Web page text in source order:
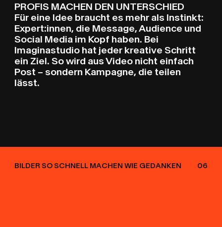
PROFIS MACHEN DEN UNTERSCHIED
Für eine Idee braucht es mehr als Instinkt:
Expert:innen, die Message, Audience und
Social Media im Kopf haben. Bei
Imaginastudio hat jeder kreative Schritt
ein Ziel. So wird aus Video nicht einfach
Post – sondern Kampagne, die teilen
lässt.
BILDER SO SCHNELL MACHEN WIE GEDANKEN 06